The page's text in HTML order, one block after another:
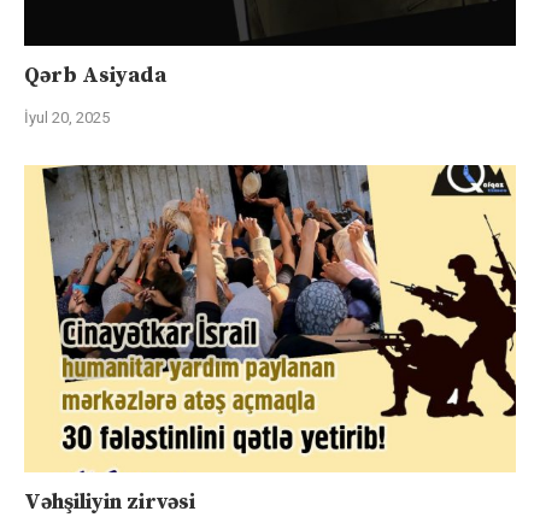
Qərb Asiyada
İyul 20, 2025
Vəhşiliyin zirvəsi